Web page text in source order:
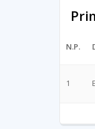
N.P.
1